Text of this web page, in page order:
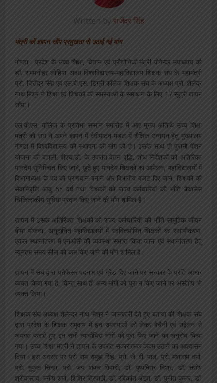
Written by राजेंद्र सिंह
मंत्री कों ज्ञापन सौंप प्रमुखता से उठाई गई मांग
गोण्डा। प्रदेश के उच्च शिक्षा, विज्ञान एवं प्रौद्योगिकी मंत्री योगेन्द्र उपाध्याय को
डॉ. राममनोहर लोहिया अवध विश्वविद्यालय-महाविद्यालय शिक्षक संघ के महामंत्री
प्रो. जितेंद्र सिंह एवं एल.बी.एस. डिग्री कॉलेज शिक्षक संघ के अध्यक्ष प्रो. शैलेंद्र
नाथ मिश्र ने शिक्षा एवं शिक्षकों की समस्याओं के समाधान के लिए 17 सूत्री ज्ञापन
सौंपा।
एल.बी.एस. कॉलेज के प्रतिभा सम्मान समारोह में आए मुख्य अतिथि उच्च शिक्षा
मंत्री को संघ ने अपने ज्ञापन में देवीपाटन मंडल में शैक्षिक उन्नयन हेतु मुख्यालय
गोण्डा में विश्वविद्यालय की स्थापना की मांग की है। इसके साथ ही पुरानी पेंशन
योजना की बहाली, पीएच.डी. के उपरांत वेतन वृद्धि, शोध-निर्देशकों को अतिरिक्त
मानदेय सुनिश्चित किए जाने, छूटे हुए मानदेय शिक्षकों का आमेलन, महाविद्यालयों में
विभागाध्यक्ष के पद को प्राणवान बनाने और विभागीय बजट दिए जाने, शिक्षकों की
सेवानिवृत्ति आयु 65 वर्ष तथा शिक्षकों को राज्य कर्मचारियों की भाँति कैशलेस
चिकित्सकीय सुविधा प्रदान किए जाने की माँग शामिल है।
ज्ञापन में इसके अतिरिक्त शिक्षकों को राज्य कर्मचारियों की भाँति सामूहिक जीवन
बीमा योजना, अनुदानित महाविद्यालयों में स्ववित्तपोषित शिक्षकों का स्थायीकरण,
एकल स्थानांतरण में एनओसी की व्यवस्था समाप्त किया जाना एवं स्थानांतरण हेतु
न्यूनतम समय सीमा को कम किए जाने की माँग शामिल है।
ज्ञापन में संघ द्वारा प्रोफेसर पदनाम एवं ग्रेड दिए जाने पर सरकार के प्रति आभार
व्यक्त किया गया है, किन्तु साथ ही अन्य मांगों को पूरा न किए जाने पर असंतोष भी
व्यक्त किया।
शिक्षक संघ अध्यक्ष शैलेन्द्र नाथ मिश्र ने जानकारी देते हुए बताया की शिक्षक संघ
द्वारा प्रदेश के शिक्षक समुदाय में इन समस्याओं को लेकर बेचैनी एवं उद्वेलन से
अवगत कराते हुए इन सभी न्यायोचित मांगों को पूरा किए जाने का अनुरोध किया
गया। उच्च शिक्षा मंत्री ने ज्ञापन के उपरांत सकारात्मक कदम उठाने का आश्वासन
दिया। इस अवसर पर प्रो. राम समुझ सिंह, प्रो. जे. बी. पाल, प्रो. मंशाराम वर्मा,
प्रो. मुकुल सिन्हा, प्रो. जय शंकर तिवारी, डॉ. पुष्यमित्र मिश्र, डॉ. संतोष
श्रीवास्तव, मनीष शर्मा, शिशिर त्रिपाठी, डॉ. रविकांत ओझा, डॉ. पुनीत कुमार, डॉ.